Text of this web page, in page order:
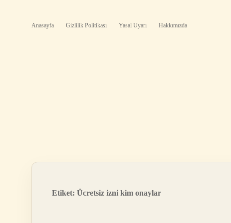
Anasayfa Gizlilik Politikası Yasal Uyarı Hakkımızda
Etiket: Ücretsiz izni kim onaylar